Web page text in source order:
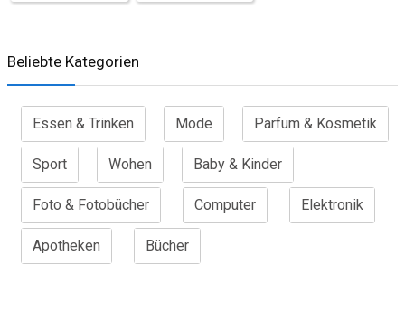
Beliebte Kategorien
Essen & Trinken Mode Parfum & Kosmetik
Sport Wohen Baby & Kinder
Foto & Fotobücher Computer Elektronik
Apotheken Bücher